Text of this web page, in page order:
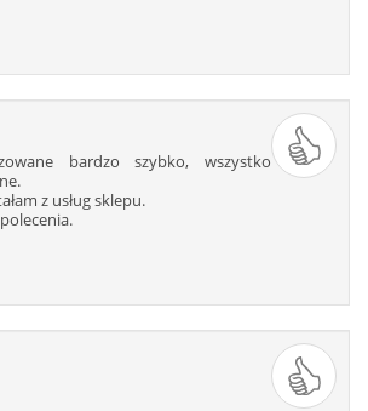
bardzo szybko, wszystko
z usług sklepu.